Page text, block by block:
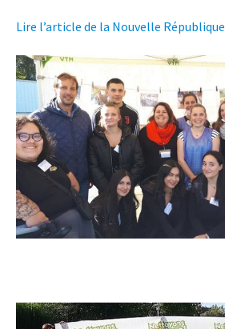
Lire l’article de la Nouvelle République